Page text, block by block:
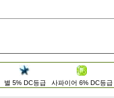
별 5% DC등급 사파이어 6% DC등급